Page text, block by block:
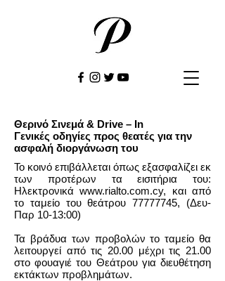
Θερινό Σινεμά & Drive – In
Γενικές οδηγίες προς θεατές για την
ασφαλή διοργάνωση του
Το κοινό επιβάλλεται όπως εξασφαλίζει εκ
των προτέρων τα εισιτήρια του:
Ηλεκτρονικάwww.rialto.com.cy, και από
το ταμείο του θεάτρου77777745, (Δευ-
Παρ 10-13:00)
Τα βράδυα των προβολών το ταμείο θα
λειτουργεί από τις 20.00 μέχρι τις 21.00
στο φουαγιέ του Θεάτρου για διευθέτηση
εκτάκτων προβλημάτων.